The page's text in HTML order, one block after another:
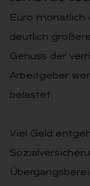
Euro monatlich
deutlich
Genuss der
Arbeitgeber
belastet.
Viel Geld